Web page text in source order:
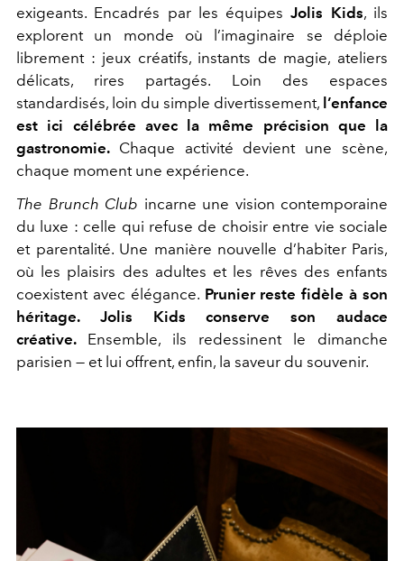
exigeants. Encadrés par les équipesJolis Kids, ils
explorent un monde où l’imaginaire se déploie
librement : jeux créatifs, instants de magie, ateliers
délicats, rires partagés. Loin des espaces
standardisés, loin du simple divertissement, l’enfance
est ici célébrée avec la même précision que la
gastronomie. Chaque activité devient une scène,
chaque moment une expérience.
The Brunch Club incarne une vision contemporaine
du luxe : celle qui refuse de choisir entre vie sociale
et parentalité. Une manière nouvelle d’habiter Paris,
où les plaisirs des adultes et les rêves des enfants
coexistent avec élégance. Prunier reste fidèle à son
héritage. Jolis Kids conserve son audace
créative. Ensemble, ils redessinent le dimanche
parisien — et lui offrent, enfin, la saveur du souvenir.